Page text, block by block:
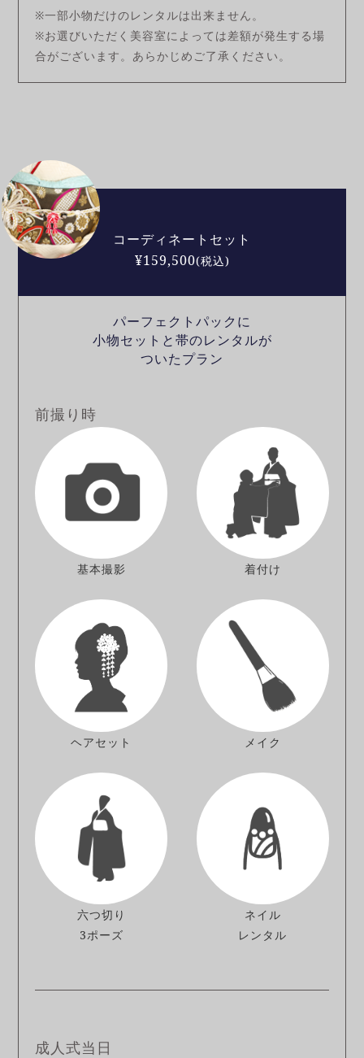
※一部小物だけのレンタルは出来ません。
※お選びいただく美容室によっては差額が発生する場
合がございます。あらかじめご了承ください。
コーディネートセット
¥159,500(税込)
パーフェクトパックに
小物セットと帯のレンタルが
ついたプラン
前撮り時
基本撮影 着付け
ヘアセット メイク
六つ切り
3ポーズ
ネイル
レンタル
成人式当日